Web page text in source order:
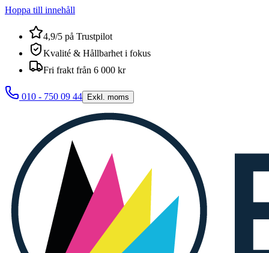
Hoppa till innehåll
4,9/5 på Trustpilot
Kvalité & Hållbarhet i fokus
Fri frakt från 6 000 kr
010 - 750 09 44 Exkl. moms